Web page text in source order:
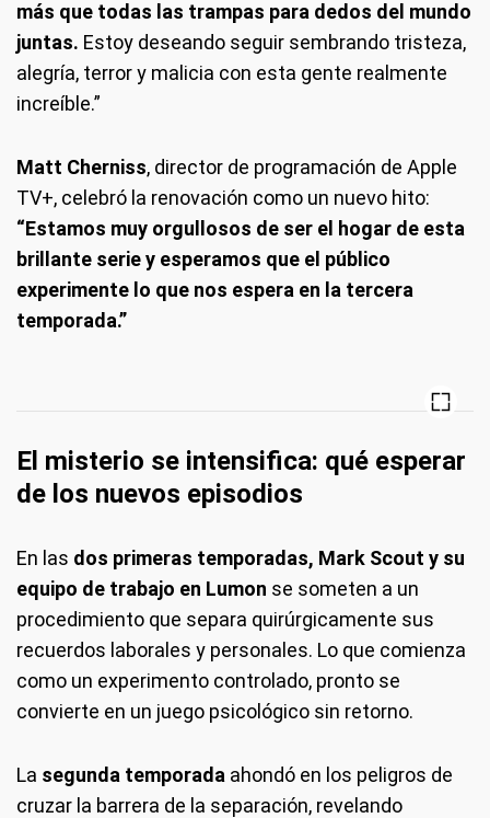
más que todas las trampas para dedos del mundo
juntas. Estoy deseando seguir sembrando tristeza,
alegría, terror y malicia con esta gente realmente
increíble.”
Matt Cherniss, director de programación de Apple
TV+, celebró la renovación como un nuevo hito:
“Estamos muy orgullosos de ser el hogar de esta
brillante serie y esperamos que el público
experimente lo que nos espera en la tercera
temporada.”
El misterio se intensifica: qué esperar
de los nuevos episodios
En las dos primeras temporadas, Mark Scout y su
equipo de trabajo en Lumon se someten a un
procedimiento que separa quirúrgicamente sus
recuerdos laborales y personales. Lo que comienza
como un experimento controlado, pronto se
convierte en un juego psicológico sin retorno.
La segunda temporada ahondó en los peligros de
cruzar la barrera de la separación, revelando